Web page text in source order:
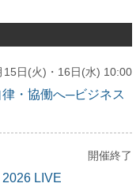
15日(火)・16日(水) 10:00
・協働へ─ビジネス
開催終了
LIVE